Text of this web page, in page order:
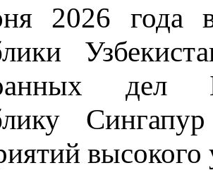
2026 года в
дел
высокого